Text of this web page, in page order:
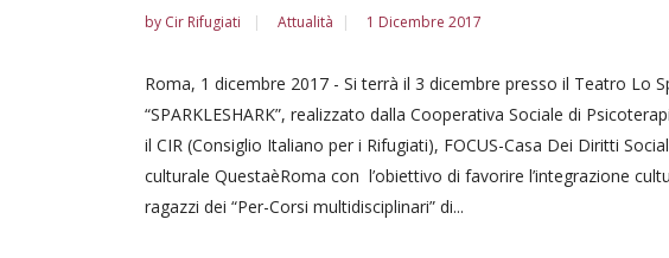
by Cir Rifugiati Attualità 1 Dicembre 2017
Roma, 1 dicembre 2017 - Si terrà il 3 dicembre presso il Teatro Lo
“SPARKLESHARK”, realizzato dalla Cooperativa Sociale di
il CIR (Consiglio Italiano per i Rifugiati), FOCUS-Casa Dei Diritti
culturale QuestaèRoma con l’obiettivo di favorire l’integrazione
ragazzi dei “Per-Corsi multidisciplinari” di...